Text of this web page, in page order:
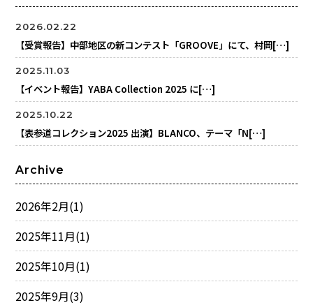
2026.02.22
【受賞報告】中部地区の新コンテスト「GROOVE」にて、村岡[…]
2025.11.03
【イベント報告】YABA Collection 2025 に[…]
2025.10.22
【表参道コレクション2025 出演】BLANCO、テーマ「N[…]
Archive
2026年2月(1)
2025年11月(1)
2025年10月(1)
2025年9月(3)